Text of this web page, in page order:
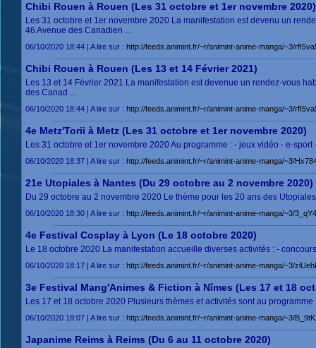
Chibi Rouen à Rouen (Les 31 octobre et 1er novembre 2020)
Les 31 octobre et 1er novembre 2020 La manifestation est devenu un
46 Avenue des Canadien ...
06/10/2020 18:44 | A lire sur : http://feeds.animint.fr/~r/animint-anime-manga/~3/
Chibi Rouen à Rouen (Les 13 et 14 Février 2021)
Les 13 et 14 Février 2021 La manifestation est devenue un rendez-vous
des Canad ...
06/10/2020 18:44 | A lire sur : http://feeds.animint.fr/~r/animint-anime-manga/~3/
4e Metz'Torii à Metz (Les 31 octobre et 1er novembre 2020)
Les 31 octobre et 1er novembre 2020 Au programme : - jeux vidéo - e-
06/10/2020 18:37 | A lire sur : http://feeds.animint.fr/~r/animint-anime-manga/~3/
21e Utopiales à Nantes (Du 29 octobre au 2 novembre 2020)
Du 29 octobre au 2 novembre 2020 Le thème pour les 20 ans des
06/10/2020 18:30 | A lire sur : http://feeds.animint.fr/~r/animint-anime-manga/~3/
4e Festival Cosplay à Lyon (Le 18 octobre 2020)
Le 18 octobre 2020 La manifestation accueille diverses activités : -
06/10/2020 18:17 | A lire sur : http://feeds.animint.fr/~r/animint-anime-manga/~3/
3e Festival Mang'Animes & Fiction à Nîmes (Les 17 et 18
Les 17 et 18 octobre 2020 Plusieurs thèmes et activités sont au
06/10/2020 18:07 | A lire sur : http://feeds.animint.fr/~r/animint-anime-manga/~3/
Japanime Reims à Reims (Du 6 au 11 octobre 2020)